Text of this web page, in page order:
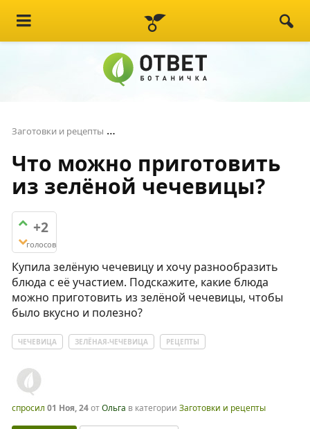
Заготовки и рецепты
Что можно приготовить
из зелёной чечевицы?
+2
голосов
Купила зелёную чечевицу и хочу разнообразить
блюда с её участием. Подскажите, какие блюда
можно приготовить из зелёной чечевицы, чтобы
было вкусно и полезно?
ЧЕЧЕВИЦА ЗЕЛЁНАЯ-ЧЕЧЕВИЦА РЕЦЕПТЫ
спросил 01 Ноя, 24отОльга в категории Заготовки и рецепты